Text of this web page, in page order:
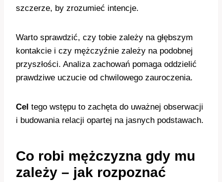
szczerze, by zrozumieć intencje.
Warto sprawdzić, czy tobie zależy na głębszym
kontakcie i czy mężczyźnie zależy na podobnej
przyszłości. Analiza zachowań pomaga oddzielić
prawdziwe uczucie od chwilowego zauroczenia.
Cel tego wstępu to zachęta do uważnej obserwacji
i budowania relacji opartej na jasnych podstawach.
Co robi mężczyzna gdy mu
zależy – jak rozpoznać